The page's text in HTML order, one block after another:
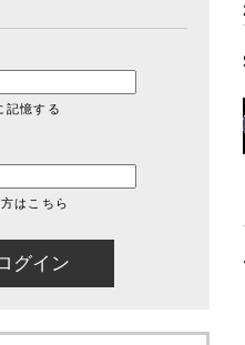
記憶する
はこちら